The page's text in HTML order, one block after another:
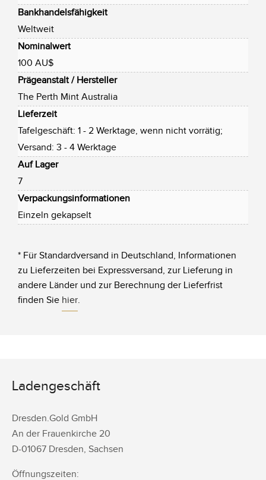
Bankhandelsfähigkeit
Weltweit
Nominalwert
100 AU$
Prägeanstalt / Hersteller
The Perth Mint Australia
Lieferzeit
Tafelgeschäft: 1 - 2 Werktage, wenn nicht vorrätig;
Versand: 3 - 4 Werktage
Auf Lager
7
Verpackungsinformationen
Einzeln gekapselt
* Für Standardversand in Deutschland, Informationen
zu Lieferzeiten bei Expressversand, zur Lieferung in
andere Länder und zur Berechnung der Lieferfrist
finden Sie hier.
Ladengeschäft
Dresden.Gold GmbH
An der Frauenkirche 20
D-01067 Dresden, Sachsen
Öffnungszeiten: